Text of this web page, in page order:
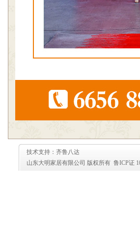
技术支持：齐鲁八达
山东大明家居有限公司 版权所有 鲁ICP证